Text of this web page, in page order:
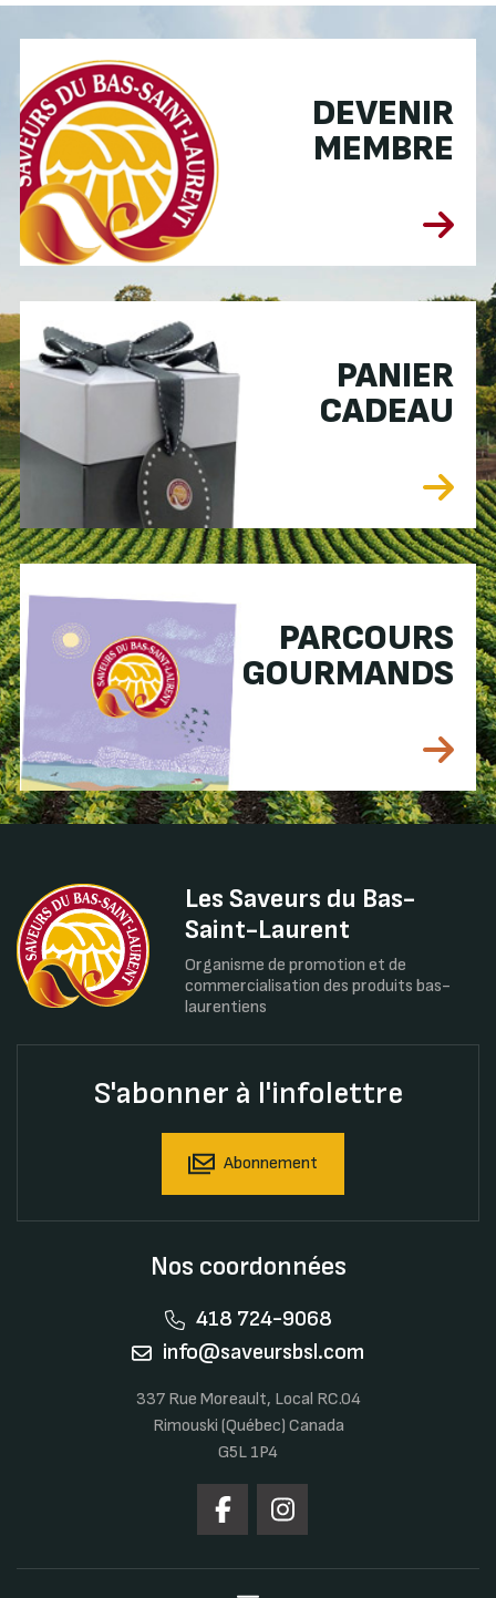
DEVENIR
MEMBRE
PANIER
CADEAU
PARCOURS
GOURMANDS
Les Saveurs du Bas-
Saint-Laurent
Organisme de promotion et de
commercialisation des produits bas-
laurentiens
S'abonner à l'infolettre
Abonnement
Nos coordonnées
418 724-9068
info@saveursbsl.com
337 Rue Moreault, Local RC.04
Rimouski (Québec) Canada
G5L 1P4